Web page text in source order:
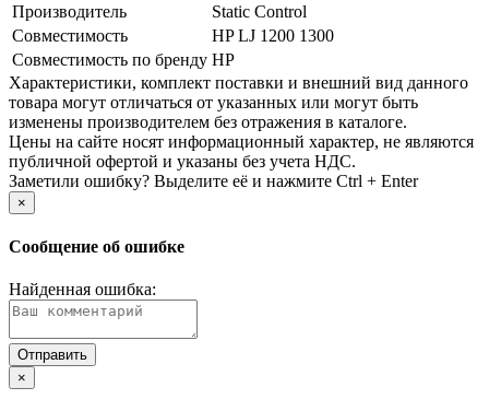
Производитель
Static Control
Совместимость
HP LJ 1200 1300
Совместимость по бренду HP
Xарактеристики, комплект поставки и внешний вид данного
товара могут отличаться от указанных или могут быть
изменены производителем без отражения в каталоге.
Цены на сайте носят информационный характер, не являются
публичной офертой и указаны без учета НДС.
Заметили ошибку? Выделите её и нажмите Ctrl + Enter
×
Сообщение об ошибке
Найденная ошибка:
×